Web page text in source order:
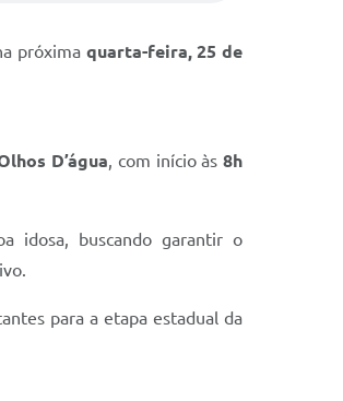
próxima quarta-feira, 25 de
D’água, com início às8h
idosa, buscando garantir o
para a etapa estadual da